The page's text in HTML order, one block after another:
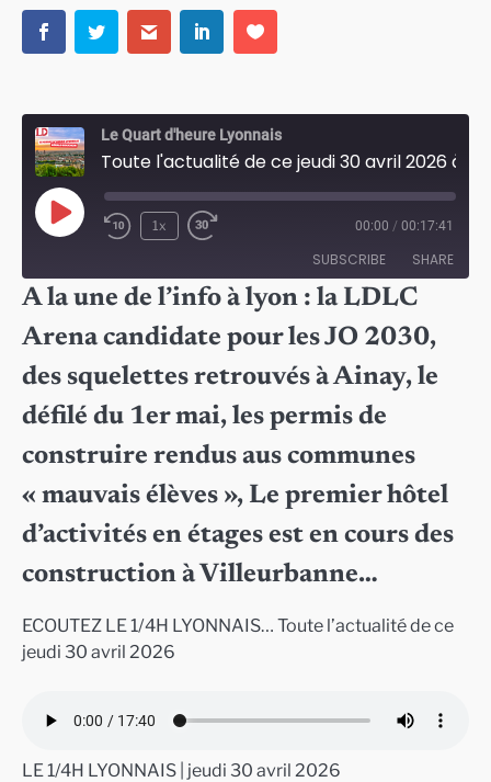
Le Quart d'heure Lyonnais
Play
1x 00:00 / 00:17:41
SUBSCRIBE SHARE
RSS FEED
LINK
EMBED
A la une de l’info à lyon : la LDLC
Arena candidate pour les JO 2030,
des squelettes retrouvés à Ainay, le
défilé du 1er mai, les permis de
construire rendus aus communes
« mauvais élèves », Le premier hôtel
d’activités en étages est en cours des
construction à Villeurbanne…
ECOUTEZ LE 1/4H LYONNAIS… Toute l’actualité de ce
jeudi 30 avril 2026
LE 1/4H LYONNAIS | jeudi 30 avril 2026